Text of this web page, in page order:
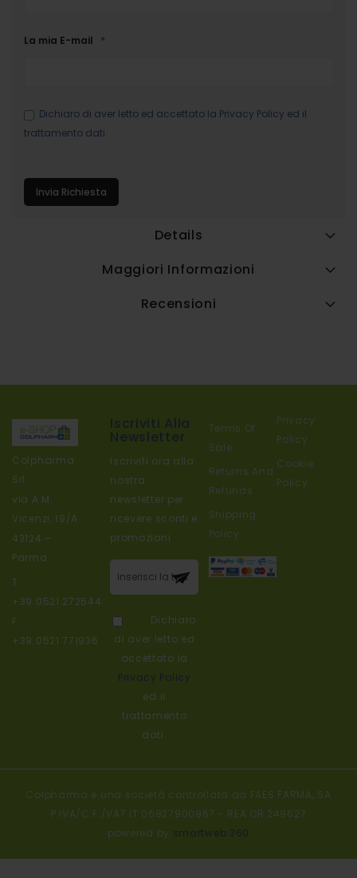
La mia E-mail
Dichiaro di aver letto ed accettato la Privacy Policy ed il
trattamento dati.
Invia Richiesta
Details
Maggiori Informazioni
Recensioni
Colpharma
Srl
via A.M.
Vicenzi, 19/A
43124 –
Parma
T.
+39.0521.272544
F:
+39.0521.771936
Iscriviti ora alla
nostra
newsletter per
ricevere sconti e
promozioni
Iscriviti alla
nostra
Dichiaro
di aver letto ed
accettato la
ed il
trattamento
dati.
Terms Of
Sale
Returns And
Refunds
Shipping
Policy
Privacy
Policy
Cookie
Policy
Colpharma e una società controllata da FAES FARMA, SA
P.IVA/C.F./VAT IT 06827900967 - REA OR 249627
powered by